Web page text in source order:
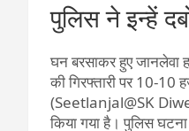
पुलिस ने इन्हें
घन बरसाकर हुए जानलेवा
की गिरफ्तारी पर 10-10
(Seetlanjal@SK
किया गया है। पुलिस